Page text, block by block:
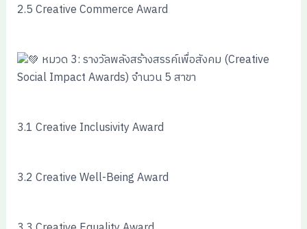
2.5 Creative Commerce Award
หมวด 3: รางวัลพลังสร้างสรรค์เพื่อสังคม (Creative
Social Impact Awards) จำนวน 5 สาขา
3.1 Creative Inclusivity Award
3.2 Creative Well-Being Award